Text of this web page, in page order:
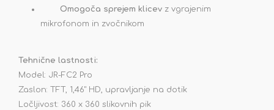
Omogoča sprejem klicev z vgrajenim
mikrofonom in zvočnikom
Tehnične lastnosti:
Model: JR-FC2 Pro
Zaslon: TFT, 1,46" HD, upravljanje na dotik
Ločljivost: 360 x 360 slikovnih pik